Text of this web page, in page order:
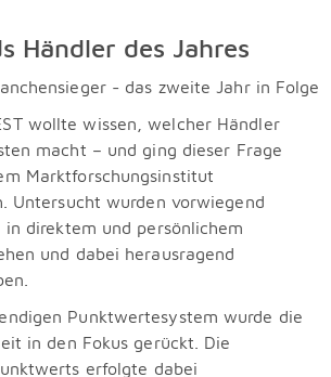
Händler des Jahres
- das zweite Jahr in Folge
wollte wissen, welcher Händler
macht – und ging dieser Frage
Marktforschungsinstitut
Untersucht wurden vorwiegend
direktem und persönlichem
und dabei herausragend
Punktwertesystem wurde die
in den Fokus gerückt. Die
erfolgte dabei